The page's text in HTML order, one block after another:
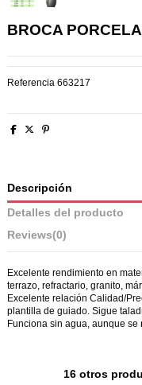
BROCA
Referencia 663217
Descripción
Detalles del producto
Reviews(0)
Excelente rendimiento en
terrazo, refractario, granito,
Excelente relación Calidad/
plantilla de guiado. Sigue
Funciona sin agua, aunque se
16 otros